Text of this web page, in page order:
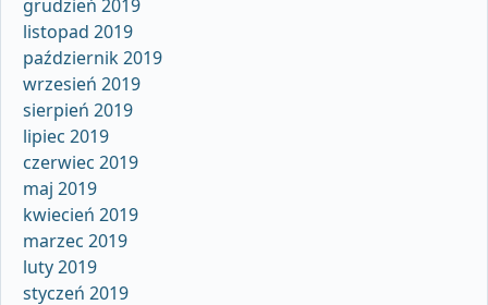
grudzień 2019
listopad 2019
październik 2019
wrzesień 2019
sierpień 2019
lipiec 2019
czerwiec 2019
maj 2019
kwiecień 2019
marzec 2019
luty 2019
styczeń 2019